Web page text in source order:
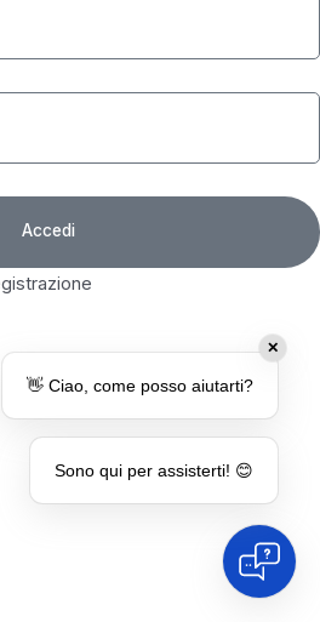
Accedi
✕
👋 Ciao, come posso aiutarti?
Sono qui per assisterti! 😊